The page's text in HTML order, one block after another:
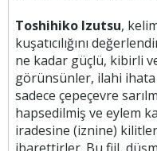
Toshihiko Izutsu,
kuşatıcılığını
ne kadar güçlü, kibirli
görünsünler, ilahi ihata
sadece çepeçevre
hapsedilmiş ve eylem
iradesine (iznine)